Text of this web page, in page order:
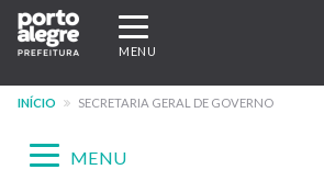
Pular
para
conteúdo
Expandir/recolher
navegação
MENU
INÍCIO SECRETARIA GERAL DE GOVERNO
Expandir/recolher
MENU